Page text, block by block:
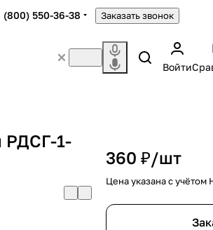
(800) 550-36-38 Заказать звонок
Войти
РДСГ-1-
360 ₽/шт
Цена указана с учётом